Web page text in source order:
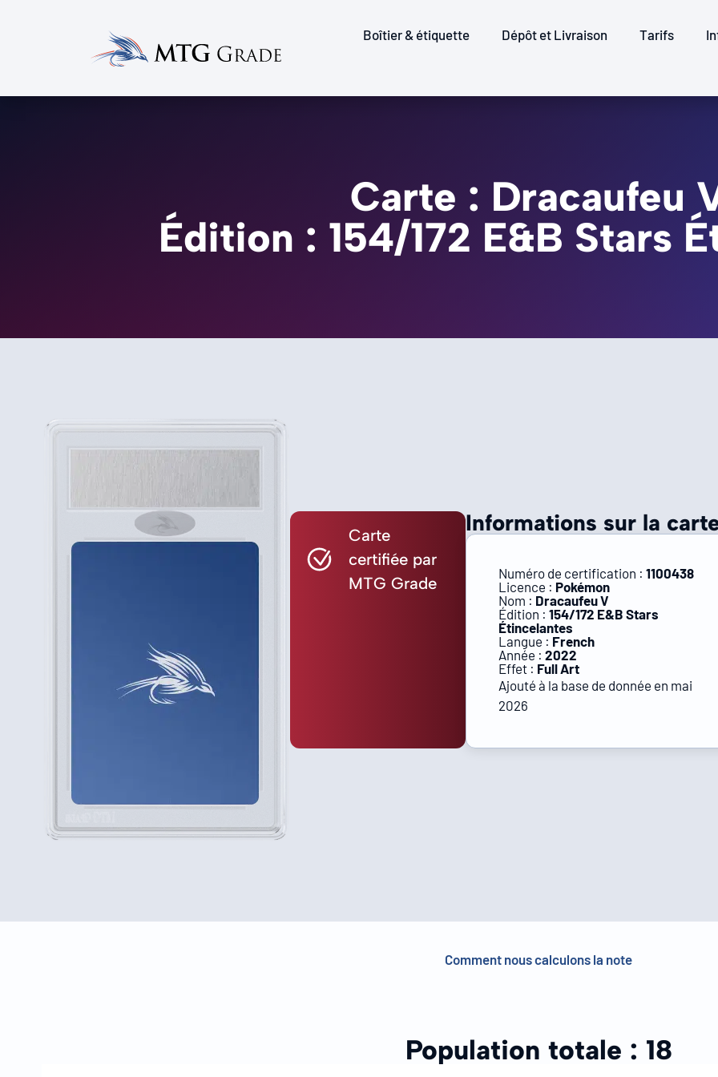
Boîtier & étiquette Dépôt et Livraison Tarifs
Carte : Dracaufeu
Édition : 154/172 E&B Stars
Carte
certifiée par
MTG Grade
Informations sur la
Numéro de certification :1100438
Licence : Pokémon
Nom : Dracaufeu V
Édition :154/172 E&B Stars
Étincelantes
Langue : French
Année :2022
Effet : Full Art
Ajouté à la base de donnée en mai
2026
Comment nous calculons la note
Population totale : 18